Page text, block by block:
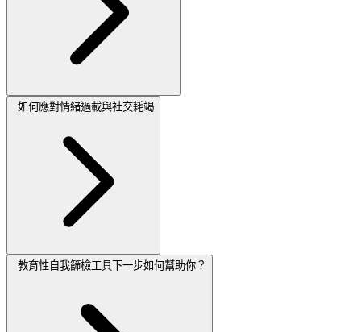
如何應對情緒過載與社交耗竭
教育性自我篩檢工具下一步如何幫助你？